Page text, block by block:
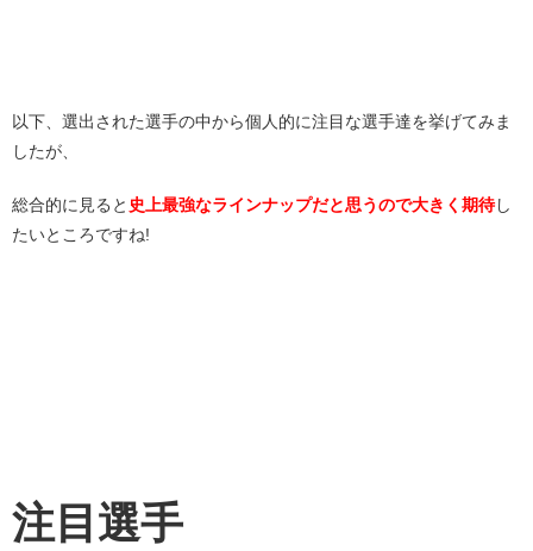
以下、選出された選手の中から個人的に注目な選手達を挙げてみま
したが、
総合的に見ると 史上最強なラインナップだと思うので大きく期待し
たいところですね!
注目選手